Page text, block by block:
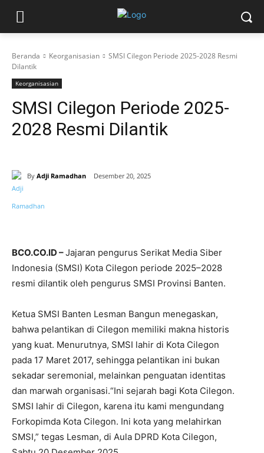
Beranda Keorganisasian
SMSI Cilegon Periode 2025-2028 Resmi
Dilantik
Keorganisasian
SMSI Cilegon Periode 2025-
2028 Resmi Dilantik
By Adji Ramadhan Desember 20, 2025
BCO.CO.ID –Jajaran pengurus Serikat Media Siber
Indonesia (SMSI) Kota Cilegon periode 2025–2028
resmi dilantik oleh pengurus SMSI Provinsi Banten.
Ketua SMSI Banten Lesman Bangun menegaskan,
bahwa pelantikan di Cilegon memiliki makna historis
yang kuat. Menurutnya, SMSI lahir di Kota Cilegon
pada 17 Maret 2017, sehingga pelantikan ini bukan
sekadar seremonial, melainkan penguatan identitas
dan marwah organisasi.“Ini sejarah bagi Kota Cilegon.
SMSI lahir di Cilegon, karena itu kami mengundang
Forkopimda Kota Cilegon. Ini kota yang melahirkan
SMSI,” tegas Lesman, di Aula DPRD Kota Cilegon,